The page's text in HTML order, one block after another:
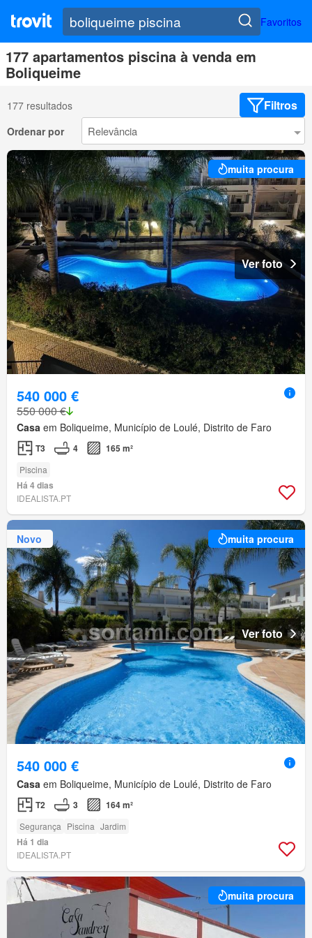
Favoritos
177 apartamentos piscina à venda em
Boliqueime
177 resultados Filtros
Ordenar por
muita procura
Ver foto
540 000 €
550 000 €
Casa em Boliqueime, Município de Loulé, Distrito de Faro
T3 4 165 m²
Piscina
Há 4 dias
IDEALISTA.PT
Novo muita procura
Ver foto
540 000 €
Casa em Boliqueime, Município de Loulé, Distrito de Faro
T2 3 164 m²
Segurança Piscina Jardim
Há 1 dia
IDEALISTA.PT
muita procura